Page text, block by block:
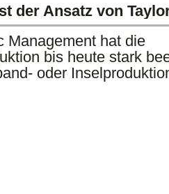
der Ansatz von
Management hat die
bis heute stark
oder